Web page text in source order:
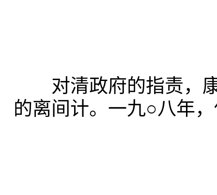
对清政府的指责，康
的离间计。一九○八年